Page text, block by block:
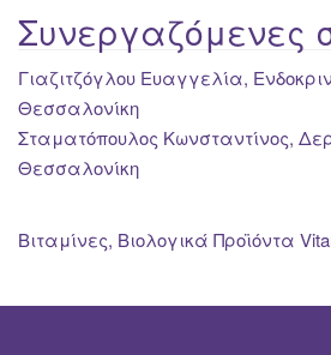
Συνεργαζόμενες
Γιαζιτζόγλου Ευαγγελία,
Θεσσαλονίκη
Σταματόπουλος Κωνσταντίνος,
Θεσσαλονίκη
Βιταμίνες, Βιολογικά Προϊόντα